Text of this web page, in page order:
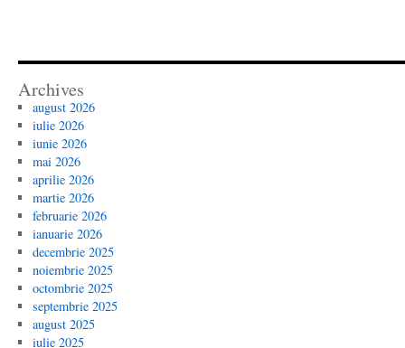
Archives
august 2026
iulie 2026
iunie 2026
mai 2026
aprilie 2026
martie 2026
februarie 2026
ianuarie 2026
decembrie 2025
noiembrie 2025
octombrie 2025
septembrie 2025
august 2025
iulie 2025